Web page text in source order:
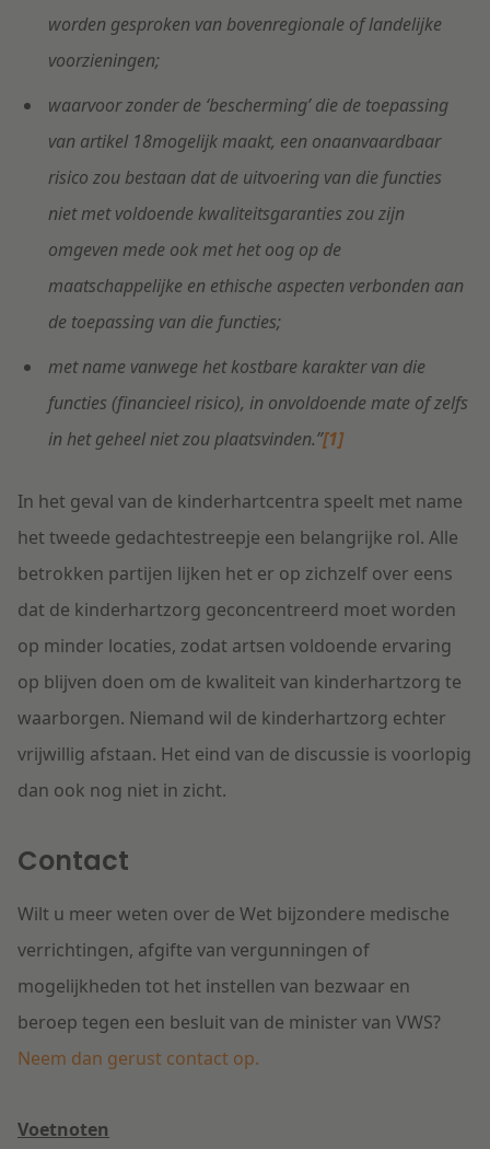
worden gesproken van bovenregionale of landelijke
voorzieningen;
waarvoor zonder de ‘bescherming’ die de toepassing
van artikel 18mogelijk maakt, een onaanvaardbaar
risico zou bestaan dat de uitvoering van die functies
niet met voldoende kwaliteitsgaranties zou zijn
omgeven mede ook met het oog op de
maatschappelijke en ethische aspecten verbonden aan
de toepassing van die functies;
met name vanwege het kostbare karakter van die
functies (financieel risico), in onvoldoende mate of zelfs
in het geheel niet zou plaatsvinden.”[1]
In het geval van de kinderhartcentra speelt met name
het tweede gedachtestreepje een belangrijke rol. Alle
betrokken partijen lijken het er op zichzelf over eens
dat de kinderhartzorg geconcentreerd moet worden
op minder locaties, zodat artsen voldoende ervaring
op blijven doen om de kwaliteit van kinderhartzorg te
waarborgen. Niemand wil de kinderhartzorg echter
vrijwillig afstaan. Het eind van de discussie is voorlopig
dan ook nog niet in zicht.
Contact
Wilt u meer weten over de Wet bijzondere medische
verrichtingen, afgifte van vergunningen of
mogelijkheden tot het instellen van bezwaar en
beroep tegen een besluit van de minister van VWS?
Neem dan gerust contact op.
Voetnoten